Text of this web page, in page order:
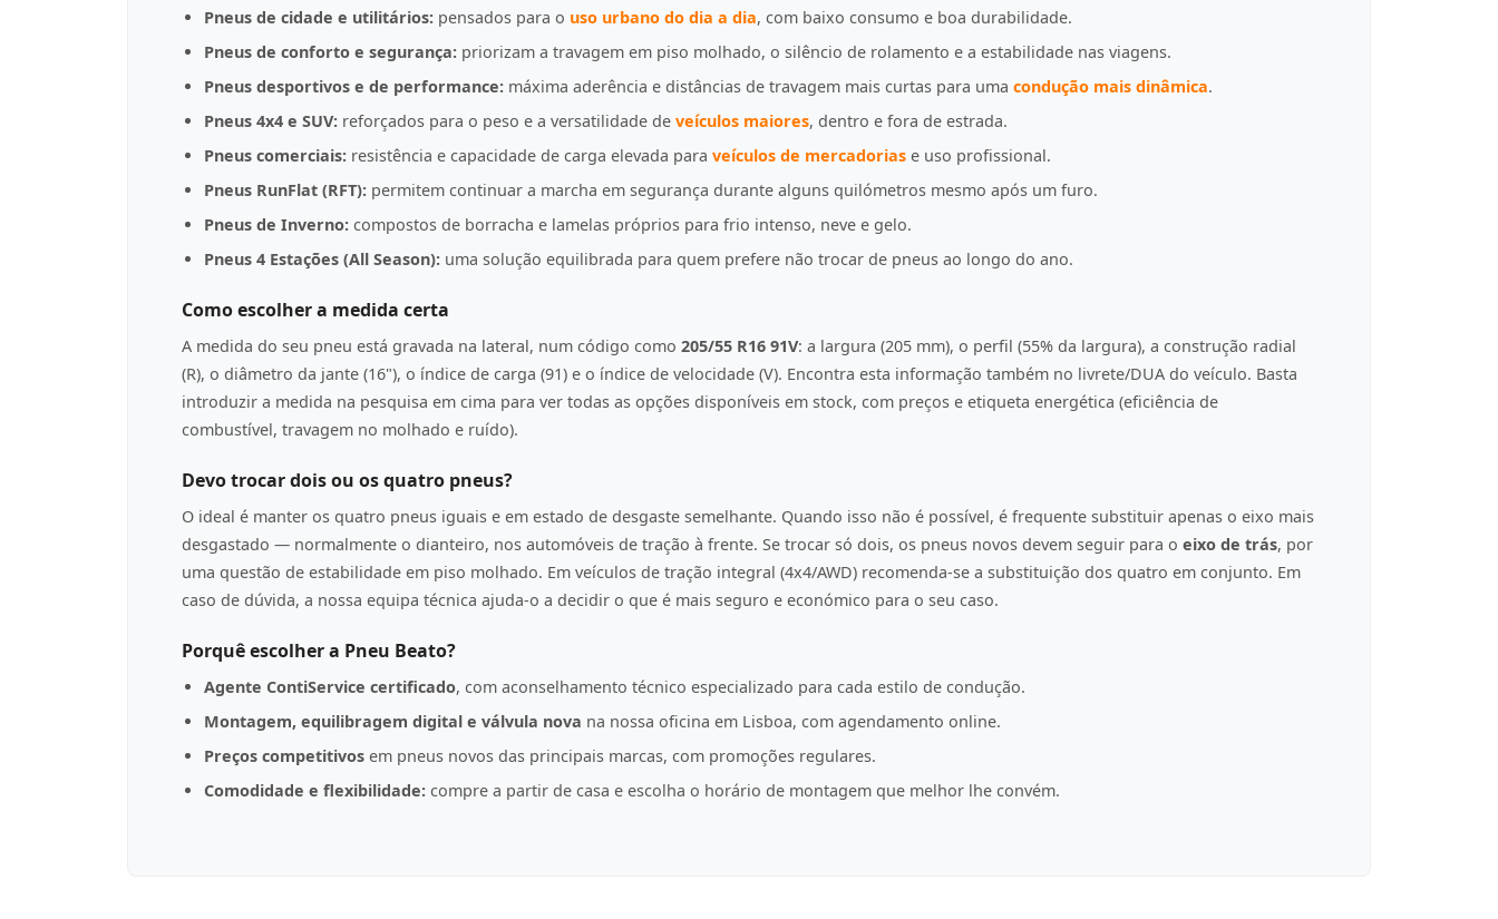
Pneus de cidade e utilitários: pensados para o uso urbano do dia a dia, com baixo consumo e boa durabilidade.
Pneus de conforto e segurança: priorizam a travagem em piso molhado, o silêncio de rolamento e a estabilidade nas viagens.
Pneus desportivos e de performance: máxima aderência e distâncias de travagem mais curtas para uma condução mais dinâmica.
Pneus 4x4 e SUV: reforçados para o peso e a versatilidade de veículos maiores, dentro e fora de estrada.
Pneus comerciais: resistência e capacidade de carga elevada para veículos de mercadorias e uso profissional.
Pneus RunFlat (RFT): permitem continuar a marcha em segurança durante alguns quilómetros mesmo após um furo.
Pneus de Inverno: compostos de borracha e lamelas próprios para frio intenso, neve e gelo.
Pneus 4 Estações (All Season): uma solução equilibrada para quem prefere não trocar de pneus ao longo do ano.
Como escolher a medida certa
A medida do seu pneu está gravada na lateral, num código como 205/55 R16 91V: a largura (205 mm), o perfil (55% da largura), a construção radial
(R), o diâmetro da jante (16"), o índice de carga (91) e o índice de velocidade (V). Encontra esta informação também no livrete/DUA do veículo. Basta
introduzir a medida na pesquisa em cima para ver todas as opções disponíveis em stock, com preços e etiqueta energética (eficiência de
combustível, travagem no molhado e ruído).
Devo trocar dois ou os quatro pneus?
O ideal é manter os quatro pneus iguais e em estado de desgaste semelhante. Quando isso não é possível, é frequente substituir apenas o eixo mais
desgastado — normalmente o dianteiro, nos automóveis de tração à frente. Se trocar só dois, os pneus novos devem seguir para o eixo de trás, por
uma questão de estabilidade em piso molhado. Em veículos de tração integral (4x4/AWD) recomenda-se a substituição dos quatro em conjunto. Em
caso de dúvida, a nossa equipa técnica ajuda-o a decidir o que é mais seguro e económico para o seu caso.
Porquê escolher a Pneu Beato?
Agente ContiService certificado, com aconselhamento técnico especializado para cada estilo de condução.
Montagem, equilibragem digital e válvula nova na nossa oficina em Lisboa, com agendamento online.
Preços competitivos em pneus novos das principais marcas, com promoções regulares.
Comodidade e flexibilidade: compre a partir de casa e escolha o horário de montagem que melhor lhe convém.